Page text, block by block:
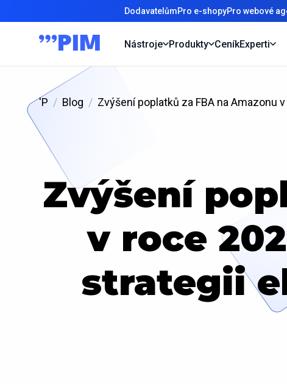
DodavatelůmPro e-shopyPro webové
Nástroje Produkty CeníkExperti
'P Blog Zvýšení poplatků za FBA na Amazonu
Zvýšení
v roce
strategii